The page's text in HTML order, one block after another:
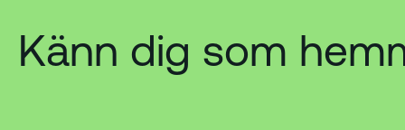
Känn dig som